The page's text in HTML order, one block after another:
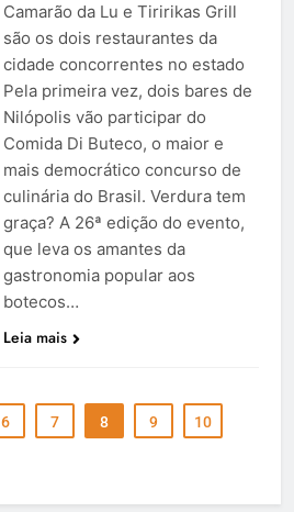
Camarão da Lu e Tiririkas Grill
são os dois restaurantes da
cidade concorrentes no estado
Pela primeira vez, dois bares de
Nilópolis vão participar do
Comida Di Buteco, o maior e
mais democrático concurso de
culinária do Brasil. Verdura tem
graça? A 26ª edição do evento,
que leva os amantes da
gastronomia popular aos
botecos…
Leia mais
6 7 8 9 10